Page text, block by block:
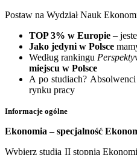
Postaw na Wydział Nauk
TOP 3% w Europie –
Jako jedyni w Polsce
Według rankingu
miejscu w Polsce
A po studiach?
rynku pracy
Informacje ogólne
Ekonomia – specjalność
Wybierz studia II stopnia